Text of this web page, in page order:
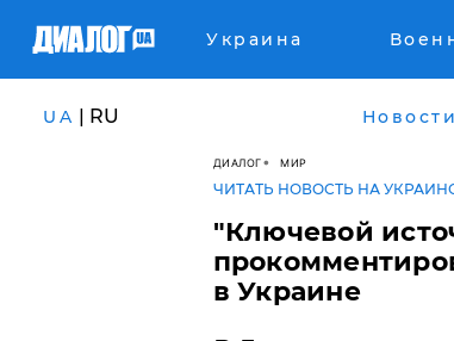
Украина
UA | RU Новости
ДИАЛОГ МИР
ЧИТАТЬ НОВОСТЬ НА
​"Ключевой
в Украине